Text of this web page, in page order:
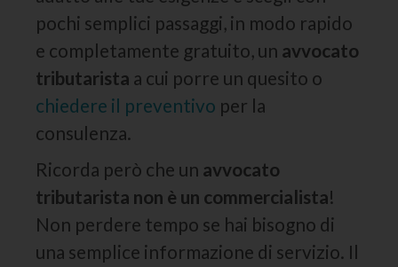
pochi semplici passaggi, in modo rapido
e completamente gratuito, un avvocato
tributarista a cui porre un quesito o
chiedere il preventivo per la
consulenza.
Ricorda però che un avvocato
tributarista non è un commercialista!
Non perdere tempo se hai bisogno di
una semplice informazione di servizio. Il